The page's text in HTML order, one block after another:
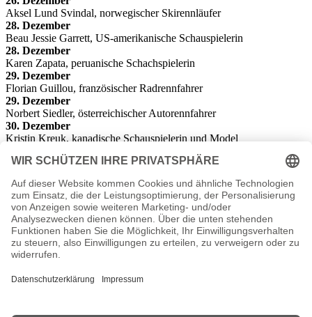
Aksel Lund Svindal, norwegischer Skirennläufer
28. Dezember
Beau Jessie Garrett, US-amerikanische Schauspielerin
28. Dezember
Karen Zapata, peruanische Schachspielerin
29. Dezember
Florian Guillou, französischer Radrennfahrer
29. Dezember
Norbert Siedler, österreichischer Autorennfahrer
30. Dezember
Kristin Kreuk, kanadische Schauspielerin und Model
Anna Bertheau , deutsche Schauspielerin,
Die Geschenkidee
Das ideale Geschenk. Eine Zeitung von 1982. Was war los in
Politik, Sport oder Kultur? Als Geschenk eine original historische
Tageszeitung oder Illustrierte z.B. als Geburtstagszeitung zum
Zeitschriften von 1982.